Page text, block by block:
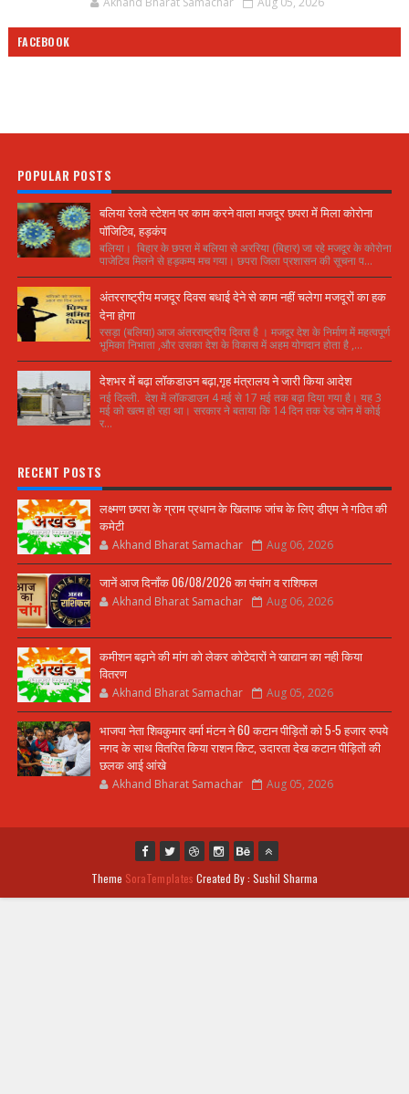
FACEBOOK
POPULAR POSTS
बलिया रेलवे स्टेशन पर काम करने वाला मजदूर छपरा में मिला कोरोना
पॉजिटिव, हड़कंप
बलिया। बिहार के छपरा में बलिया से अररिया (बिहार) जा रहे मजदूर के कोरोना
पाजेटिव मिलने से हड़कम्प मच गया। छपरा जिला प्रशासन की सूचना प...
अंतरराष्ट्रीय मजदूर दिवस बधाई देने से काम नहीं चलेगा मजदूरों का हक
देना होगा
रसड़ा (बलिया) आज अंतरराष्ट्रीय दिवस है । मजदूर देश के निर्माण में महत्वपूर्ण
भूमिका निभाता ,और उसका देश के विकास में अहम योगदान होता है ,...
देशभर में बढ़ा लॉकडाउन बढ़ा,गृह मंत्रालय ने जारी किया आदेश
नई दिल्ली. देश में लॉकडाउन 4 मई से 17 मई तक बढ़ा दिया गया है। यह 3
मई को खत्म हो रहा था। सरकार ने बताया कि 14 दिन तक रेड जोन में कोई
र...
RECENT POSTS
लक्ष्मण छपरा के ग्राम प्रधान के खिलाफ जांच के लिए डीएम ने गठित की
कमेटी
Akhand Bharat Samachar Aug 06, 2026
जानें आज दिनाँक 06/08/2026 का पंचांग व राशिफल
Akhand Bharat Samachar Aug 06, 2026
कमीशन बढ़ाने की मांग को लेकर कोटेदारों ने खाद्यान का नही किया
वितरण
Akhand Bharat Samachar Aug 05, 2026
भाजपा नेता शिवकुमार वर्मा मंटन ने 60 कटान पीड़ितों को 5-5 हजार रुपये
नगद के साथ वितरित किया राशन किट, उदारता देख कटान पीड़ितों की
छलक आई आंखे
Akhand Bharat Samachar Aug 05, 2026
Theme SoraTemplates Created By : Sushil Sharma